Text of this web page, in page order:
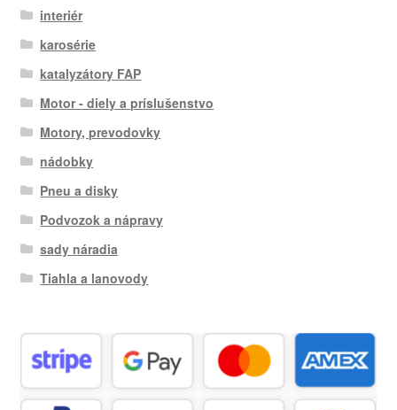
interiér
karosérie
katalyzátory FAP
Motor - diely a príslušenstvo
Motory, prevodovky
nádobky
Pneu a disky
Podvozok a nápravy
sady náradia
Tiahla a lanovody